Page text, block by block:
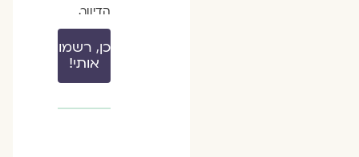
הדיוור.
כן, רשמו
אותי!